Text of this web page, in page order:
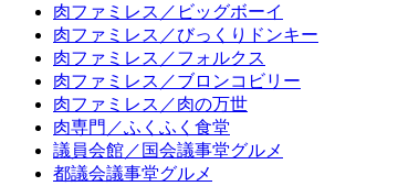
肉ファミレス／ビッグボーイ
肉ファミレス／びっくりドンキー
肉ファミレス／フォルクス
肉ファミレス／ブロンコビリー
肉ファミレス／肉の万世
肉専門／ふくふく食堂
議員会館／国会議事堂グルメ
都議会議事堂グルメ